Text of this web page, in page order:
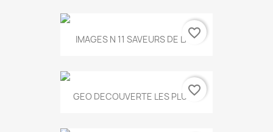
IMAGES N 11 SAVEURS DE LA...
favorite_border
GEO DECOUVERTE LES PLUS...
favorite_border